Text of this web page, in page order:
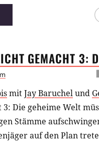
das ganz in der
Unheils
mit Schnaps wird
GEMACHT 3:
mitJay Baruchelund
Die geheime Welt
Stämme
auf den Plan